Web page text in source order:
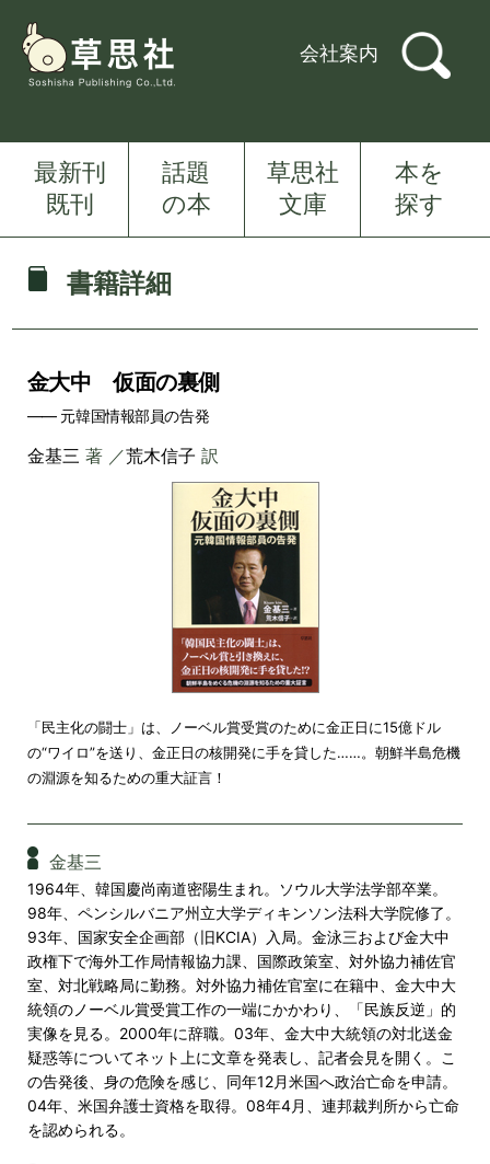
会社案内
最新刊
既刊
話題
の本
草思社
文庫
本を
探す
書籍詳細
金大中 仮面の裏側
―― 元韓国情報部員の告発
金基三 著 ／荒木信子 訳
「民主化の闘士」は、ノーベル賞受賞のために金正日に15億ドル
の“ワイロ”を送り、金正日の核開発に手を貸した……。朝鮮半島危機
の淵源を知るための重大証言！
金基三
1964年、韓国慶尚南道密陽生まれ。ソウル大学法学部卒業。
98年、ペンシルバニア州立大学ディキンソン法科大学院修了。
93年、国家安全企画部（旧KCIA）入局。金泳三および金大中
政権下で海外工作局情報協力課、国際政策室、対外協力補佐官
室、対北戦略局に勤務。対外協力補佐官室に在籍中、金大中大
統領のノーベル賞受賞工作の一端にかかわり、「民族反逆」的
実像を見る。2000年に辞職。03年、金大中大統領の対北送金
疑惑等についてネット上に文章を発表し、記者会見を開く。こ
の告発後、身の危険を感じ、同年12月米国へ政治亡命を申請。
04年、米国弁護士資格を取得。08年4月、連邦裁判所から亡命
を認められる。